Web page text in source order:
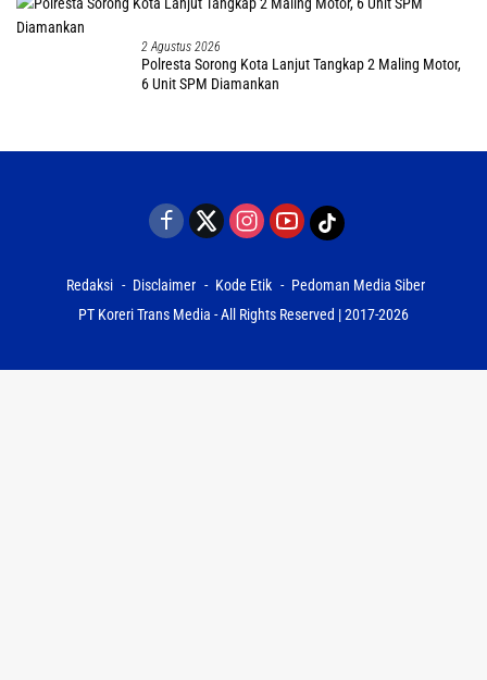
2 Agustus 2026
Polresta Sorong Kota Lanjut Tangkap 2 Maling Motor,
6 Unit SPM Diamankan
Redaksi Disclaimer Kode Etik
Pedoman Media Siber
PT Koreri Trans Media - All Rights Reserved | 2017-2026